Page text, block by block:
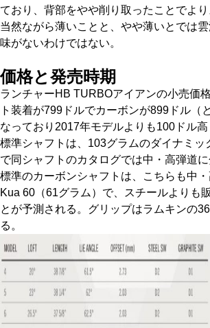
ており、背部をやや削り取ったことでより
当然ながら薄いことと、やや薄いとでは
味がないわけではない。
価格と発売時期
ランチャーHB TURBOアイアンの小売価
ト装着が799ドルでカーボンが899ドル（
なっており2017年モデルよりも100ドル高
標準シャフトは、103グラムのダイナミッ
で同シャフトのカタログでは中・高弾道に
標準のカーボンシャフトは、こちらも中
Kua 60（61グラム）で、スチールよりも
とが予測される。グリップはラムキンの
る。